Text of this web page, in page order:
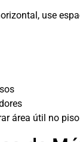
use
área útil no